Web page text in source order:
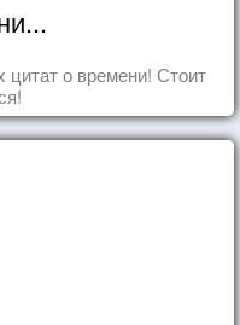
о времени! Стоит